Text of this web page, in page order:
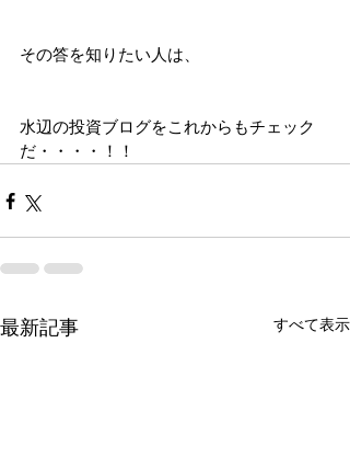
その答を知りたい人は、
水辺の投資ブログをこれからもチェック
だ・・・・！！
最新記事 すべて表示